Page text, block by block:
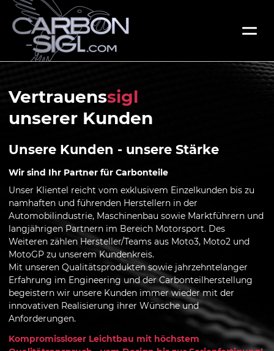
Vertrauenssigl
unserer Kunden
Unsere Kunden - unsere Stärke
Wir sind Ihr Partner für Carbonteile
Unser Klientel reicht vom exklusivem Einzelkunden bis zu
namhaften und führenden Herstellern in der
Automobilindustrie, Maschinenbau sowie Marktführern und
langjährigen Partnern im Bereich Motorsport. Des
Weiteren zählen Hersteller/Teams aus Moto3, Moto2 und
MotoGP zu unserem Kundenkreis.
Mit unseren Qualitätsprodukten sowie jahrzehntelanger
Erfahrung im Engineering und der Carbonteilherstellung
begeistern wir unsere Kunden immer wieder mit der
innovativen Realisierung ihrer Wünsche und
Anforderungen.
Kompromissloser Leichtbau mit höchstem